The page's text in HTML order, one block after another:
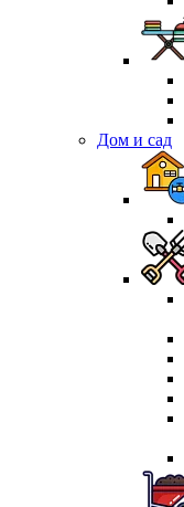
Дом и сад